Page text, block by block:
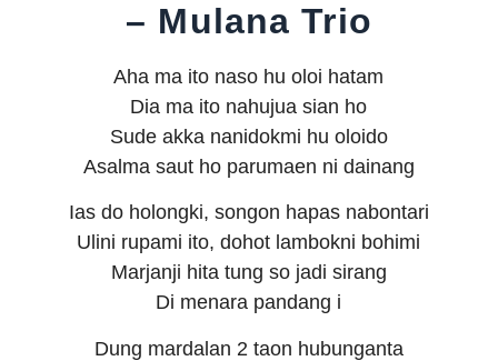
– Mulana Trio
Aha ma ito naso hu oloi hatam
Dia ma ito nahujua sian ho
Sude akka nanidokmi hu oloido
Asalma saut ho parumaen ni dainang
Ias do holongki, songon hapas nabontari
Ulini rupami ito, dohot lambokni bohimi
Marjanji hita tung so jadi sirang
Di menara pandang i
Dung mardalan 2 taon hubunganta